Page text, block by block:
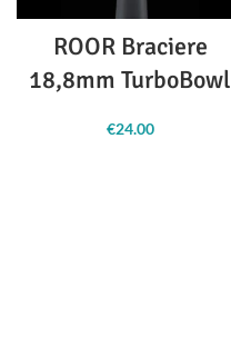
ROOR Braciere
18,8mm TurboBowl
€24.00